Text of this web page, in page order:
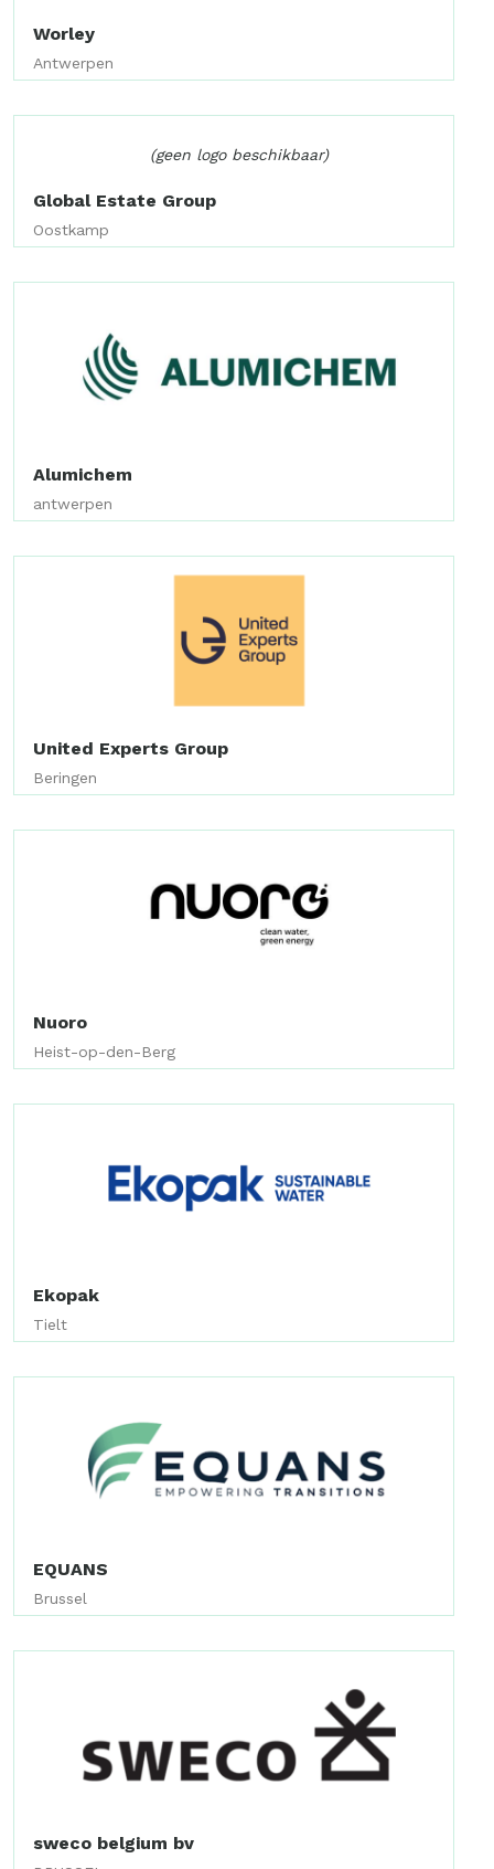
Worley
Antwerpen
(geen logo beschikbaar)
Global Estate Group
Oostkamp
Alumichem
antwerpen
United Experts Group
Beringen
Nuoro
Heist-op-den-Berg
Ekopak
Tielt
EQUANS
Brussel
sweco belgium bv